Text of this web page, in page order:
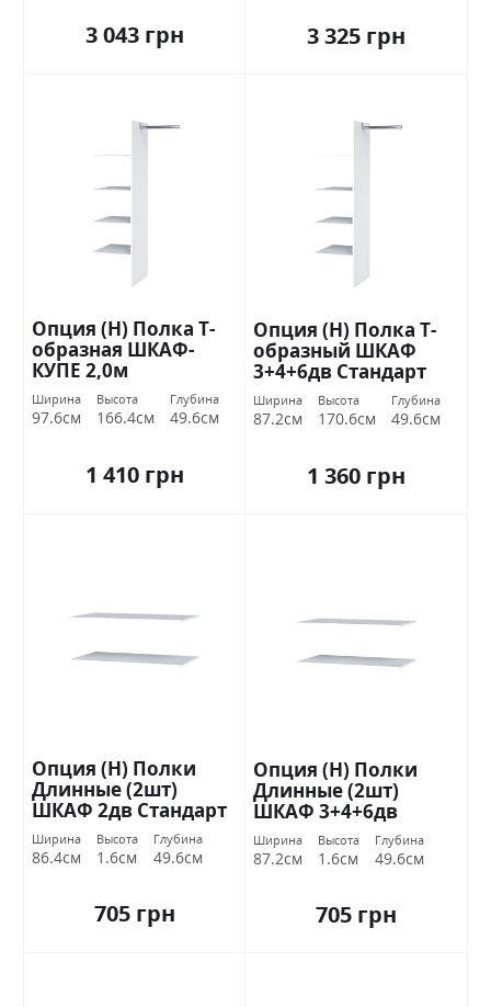
3 043 грн 3 325 грн
Опция (Н) Полка Т-
образная ШКАФ-
КУПЕ 2,0м
Ширина
97.6см
Высота
166.4см
Глубина
49.6см
1 410 грн
Опция (Н) Полка Т-
образный ШКАФ
3+4+6дв Стандарт
Ширина
87.2см
Высота
170.6см
Глубина
49.6см
1 360 грн
Опция (Н) Полки
Длинные (2шт)
ШКАФ 2дв Стандарт
Ширина
86.4см
Высота
1.6см
Глубина
49.6см
705 грн
Опция (Н) Полки
Длинные (2шт)
ШКАФ 3+4+6дв
Стандарт
Ширина
87.2см
Высота
1.6см
Глубина
49.6см
705 грн